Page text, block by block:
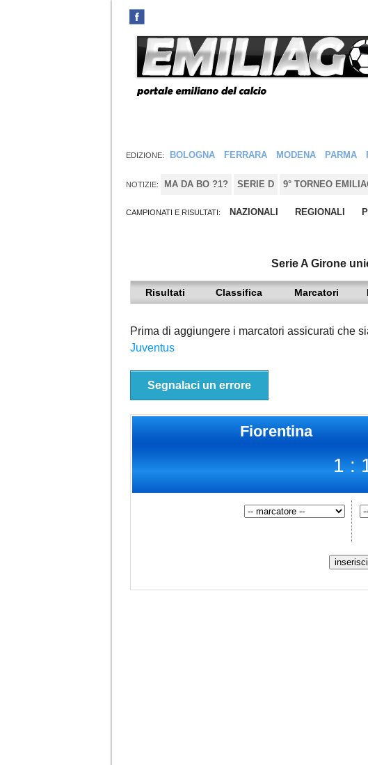
EDIZIONE: BOLOGNA FERRARA MODENA PARMA
NOTIZIE: MA DA BO ?1? SERIE D 9° TORNEO
CAMPIONATI E RISULTATI: NAZIONALI REGIONALI
Serie A Girone
Risultati Classifica Marcatori
Prima di aggiungere i marcatori assicurati che
Juventus
Segnalaci un errore
Fiorentina
1 :